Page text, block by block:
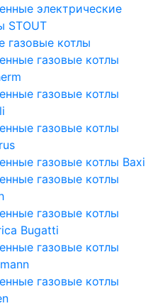
электрические
STOUT
газовые котлы
газовые котлы
газовые котлы
газовые котлы
газовые котлы Baxi
газовые котлы
газовые котлы
Bugatti
газовые котлы
газовые котлы